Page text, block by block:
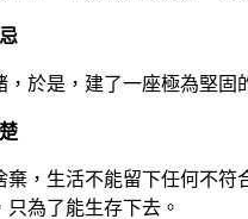
於是，建了一座極為堅
，生活不能留下任何不
為了能生存下去。